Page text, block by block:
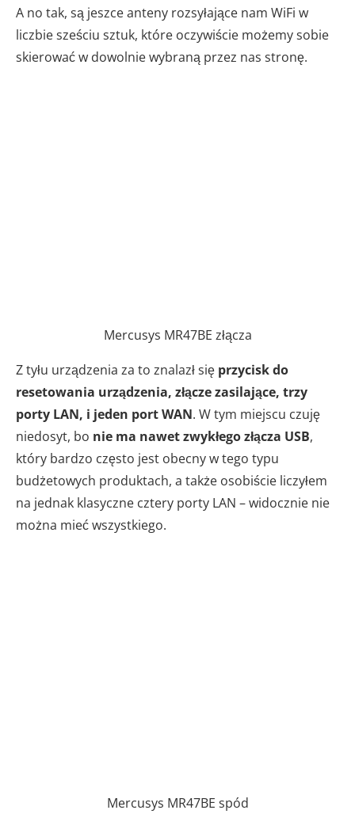
A no tak, są jeszce anteny rozsyłające nam WiFi w
liczbie sześciu sztuk, które oczywiście możemy sobie
skierować w dowolnie wybraną przez nas stronę.
Mercusys MR47BE złącza
Z tyłu urządzenia za to znalazł się przycisk do
resetowania urządzenia, złącze zasilające, trzy
porty LAN, i jeden port WAN. W tym miejscu czuję
niedosyt, bo nie ma nawet zwykłego złącza USB,
który bardzo często jest obecny w tego typu
budżetowych produktach, a także osobiście liczyłem
na jednak klasyczne cztery porty LAN – widocznie nie
można mieć wszystkiego.
Mercusys MR47BE spód